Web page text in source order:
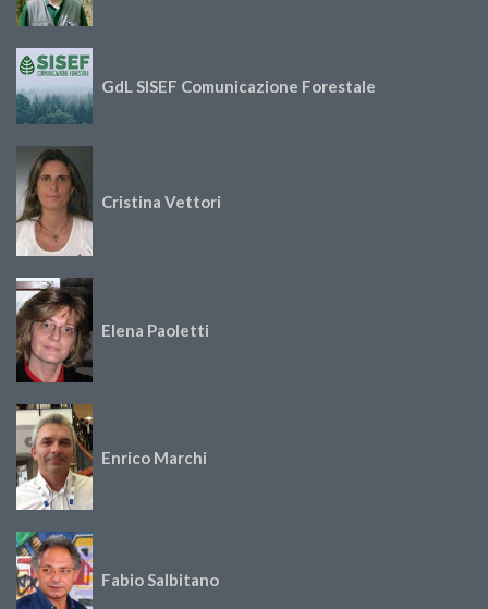
GdL SISEF Comunicazione Forestale
Cristina Vettori
Elena Paoletti
Enrico Marchi
Fabio Salbitano